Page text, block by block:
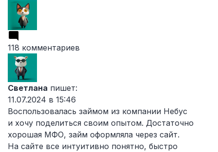
118 комментариев
Светлана пишет:
11.07.2024 в 15:46
Воспользовалась займом из компании Небус
и хочу поделиться своим опытом. Достаточно
хорошая МФО, займ оформляла через сайт.
На сайте все интуитивно понятно, быстро